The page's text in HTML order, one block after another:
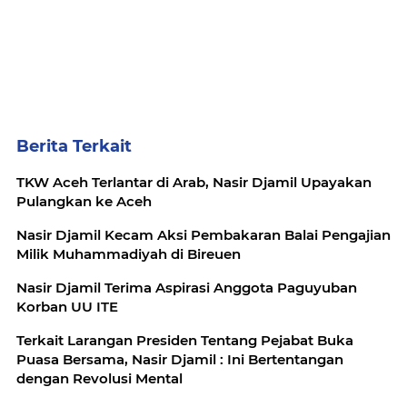
Berita Terkait
TKW Aceh Terlantar di Arab, Nasir Djamil Upayakan
Pulangkan ke Aceh
Nasir Djamil Kecam Aksi Pembakaran Balai Pengajian
Milik Muhammadiyah di Bireuen
Nasir Djamil Terima Aspirasi Anggota Paguyuban
Korban UU ITE
Terkait Larangan Presiden Tentang Pejabat Buka
Puasa Bersama, Nasir Djamil : Ini Bertentangan
dengan Revolusi Mental